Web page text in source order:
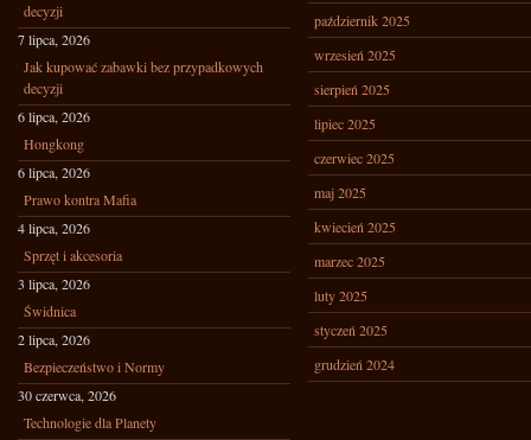
decyzji
7 lipca, 2026
Jak kupować zabawki bez przypadkowych
decyzji
6 lipca, 2026
Hongkong
6 lipca, 2026
Prawo kontra Mafia
4 lipca, 2026
Sprzęt i akcesoria
3 lipca, 2026
Świdnica
2 lipca, 2026
Bezpieczeństwo i Normy
30 czerwca, 2026
Technologie dla Planety
październik 2025
wrzesień 2025
sierpień 2025
lipiec 2025
czerwiec 2025
maj 2025
kwiecień 2025
marzec 2025
luty 2025
styczeń 2025
grudzień 2024